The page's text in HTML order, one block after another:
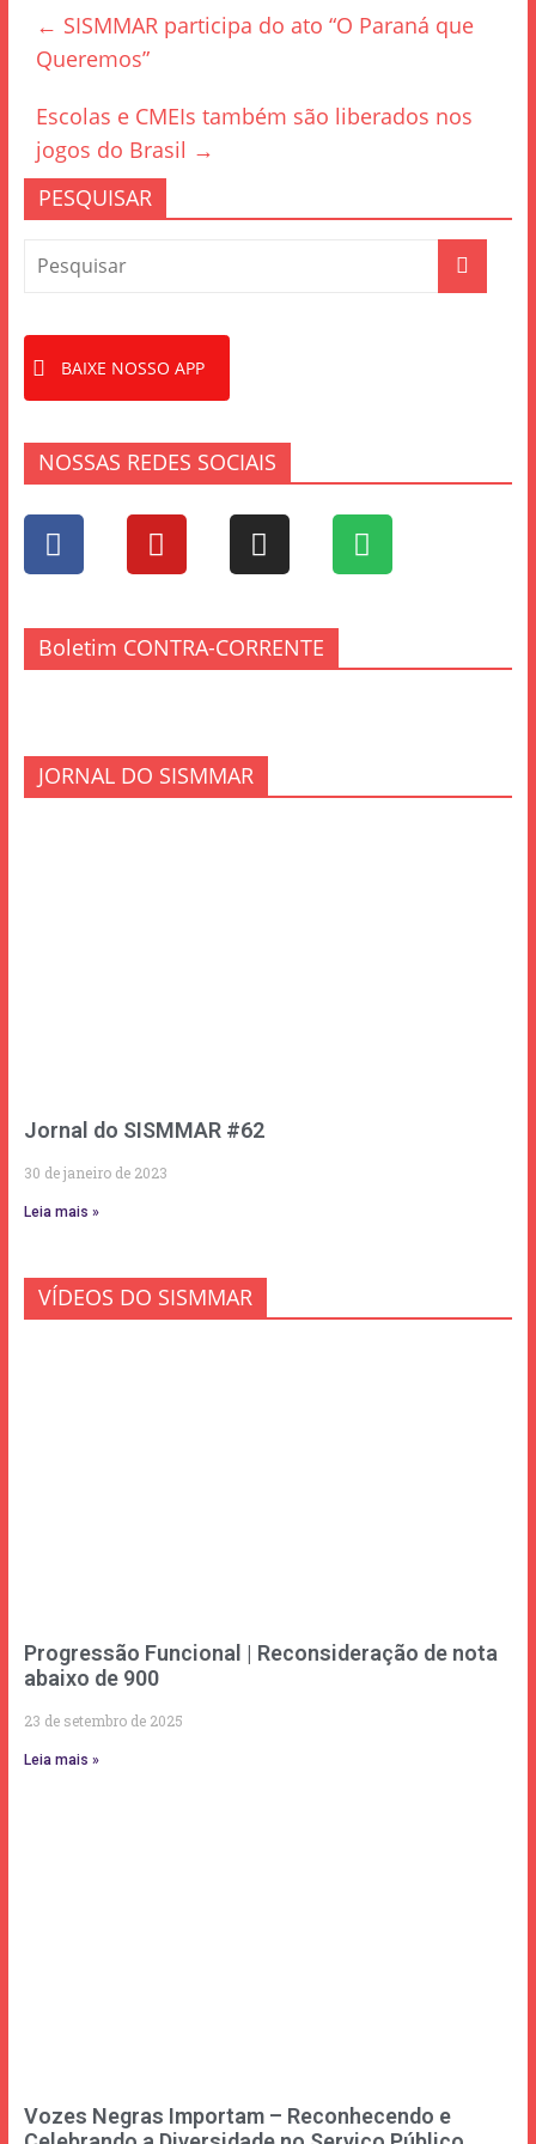
b
o
o
k
← SISMMAR participa do ato “O Paraná que
Queremos”
Escolas e CMEIs também são liberados nos
jogos do Brasil →
PESQUISAR
BAIXE NOSSO APP
NOSSAS REDES SOCIAIS
Boletim CONTRA-CORRENTE
JORNAL DO SISMMAR
Jornal do SISMMAR #62
30 de janeiro de 2023
Leia mais »
VÍDEOS DO SISMMAR
Progressão Funcional | Reconsideração de nota
abaixo de 900
23 de setembro de 2025
Leia mais »
Vozes Negras Importam – Reconhecendo e